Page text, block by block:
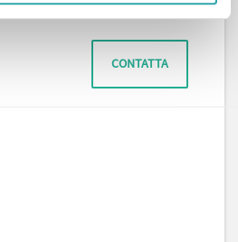
CONTATTA